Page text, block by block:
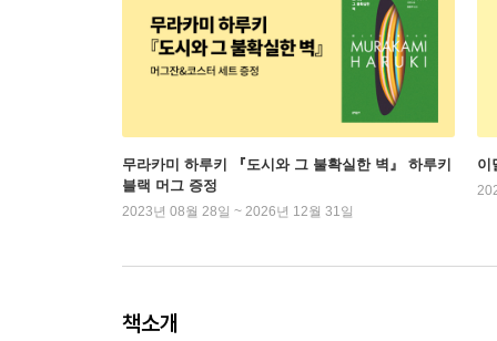
무라카미 하루키 『도시와 그 불확실한 벽』 하루키
블랙 머그 증정
2023년 08월 28일 ~ 2026년 12월 31일
이
책소개